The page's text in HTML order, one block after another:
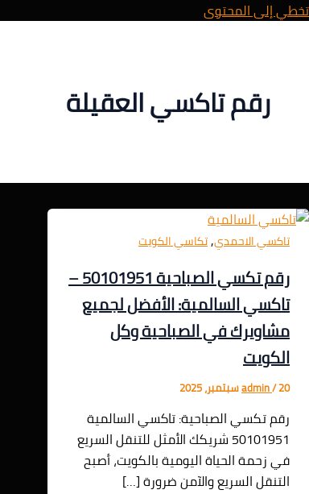
تخطي إلى المحتوى
رقم تاكسي العقيلة
تاكسي الاحمدي,تكاسي الكويت
رقم تكسي الصباحية 50101951 –
تاكسي السالمية: الأفضل لجميع
مشاويرك في الصباحية وكل
الكويت
admin/20 سبتمبر، 2025
رقم تكسي الصباحية: تاكسي السالمية
50101951 شريكك الأمثل للتنقل السريع
في زحمة الحياة اليومية بالكويت، أصبح
التنقل السريع والآمن ضرورة […]